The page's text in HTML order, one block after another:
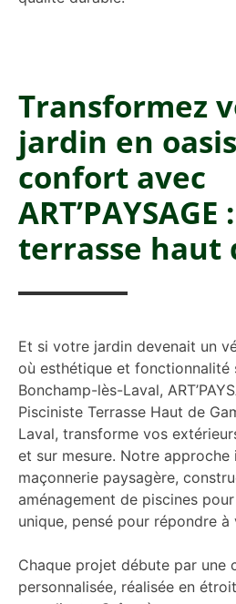
Transformez
jardin en
confort avec
terrasse haut
Et si votre jardin devenait un
où esthétique et fonctionnalité
Bonchamp-lès-Laval,
Pisciniste Terrasse Haut de
Laval, transforme vos
et sur mesure. Notre
maçonnerie paysagère,
aménagement de piscines
unique, pensé pour répondre
Chaque projet débute par une
personnalisée, réalisée en